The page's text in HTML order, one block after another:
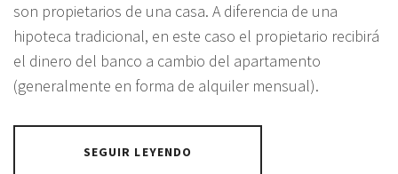
son propietarios de una casa. A diferencia de una
hipoteca tradicional, en este caso el propietario recibirá
el dinero del banco a cambio del apartamento
(generalmente en forma de alquiler mensual).
SEGUIR LEYENDO